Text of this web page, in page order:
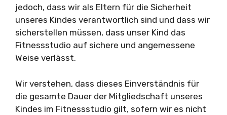
jedoch, dass wir als Eltern für die Sicherheit
unseres Kindes verantwortlich sind und dass wir
sicherstellen müssen, dass unser Kind das
Fitnessstudio auf sichere und angemessene
Weise verlässt.
Wir verstehen, dass dieses Einverständnis für
die gesamte Dauer der Mitgliedschaft unseres
Kindes im Fitnessstudio gilt, sofern wir es nicht